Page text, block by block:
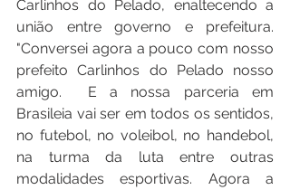
Carlinhos do Pelado, enaltecendo a
união entre governo e prefeitura.
"Conversei agora a pouco com nosso
prefeito Carlinhos do Pelado nosso
amigo.  E a nossa parceria em
Brasileia vai ser em todos os sentidos,
no futebol, no voleibol, no handebol,
na turma da luta entre outras
modalidades esportivas. Agora a